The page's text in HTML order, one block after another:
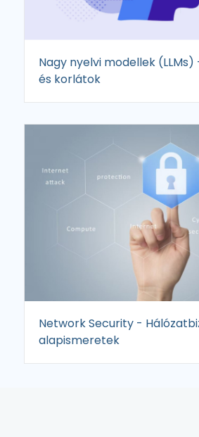
Nagy nyelvi modellek
és korlátok
Network Security -
alapismeretek